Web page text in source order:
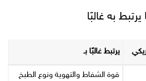
به غالبًا
يرتبط غالبًا بـ
قوة الشفاط والتهوية ونوع الطبخ